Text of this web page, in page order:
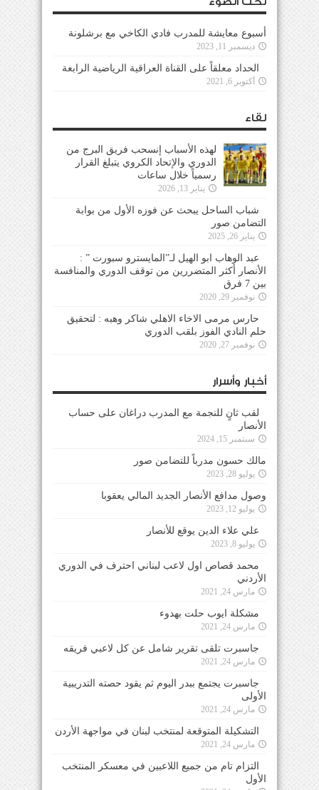
أسبوع معايشة للمدرب فادي الكاخي مع برشلونة
ديسمبر 11, 2023
الحداد معلقاً على القناة العراقية الرياضية الرابعة
أكتوبر 6, 2021
لقاء
لهذه الأسباب إنسحب فريق البرج من
الدوري والإتحاد الكروي يتبلغ القرار
رسمياً خلال ساعات
يناير 13, 2026
شباب الساحل يبحث عن فوزه الأول من بوابة
التضامن صور
يناير 26, 2025
عبد الوهاب ابو الهيل لـ”المايسترو سبورت ” :
الأنصار أكثر المتضررين من توقف الدوري والمنافسة
بين 7 فرق
نوفمبر 29, 2020
حارس مرمى الاخاء الاهلي شاكر وهبه : لتحقيق
حلم النادي الفوز بلقب الدوري
نوفمبر 27, 2020
أخبار وأسرار
لقب ثانٍ للنجمة مع المدرب دراغان على حساب
الأنصار
سبتمبر 15, 2024
مالك حسون مدرباً للتضامن صور
يوليو 28, 2023
وصول مدافع الأنصار الجديد المالي يعقوبا
يوليو 12, 2023
علي علاء الدين يوقع للأنصار
يوليو 8, 2023
محمد قصاص اول لاعب لبناني احترف في الدوري
الأردني
مارس 24, 2021
مشكلة ايوب حلت بهدوء
مارس 24, 2021
جاسبرت تلقى تقرير شامل عن كل لاعبي فريقه
مارس 24, 2021
جاسبرت يجتمع ببدر اليوم ثم يقود حصته التدريبية
الأولى
مارس 24, 2021
التشكيلة المتوقعة لمنتخب لبنان في مواجهة الأردن
مارس 24, 2021
التزام تام من جميع اللاعبين في معسكر المنتخب
الأول